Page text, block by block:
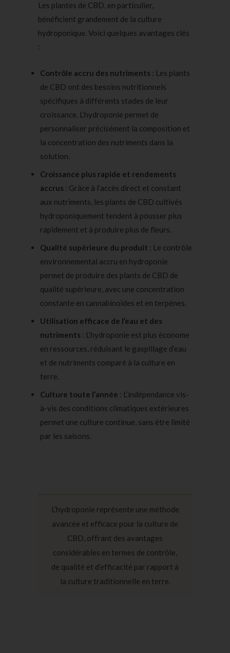
Les plantes de CBD, en particulier,
bénéficient grandement de la culture
hydroponique. Voici quelques avantages clés
:
Contrôle accru des nutriments : Les plants
de CBD ont des besoins nutritionnels
spécifiques à différents stades de leur
croissance. L’hydroponie permet de
personnaliser précisément la composition et
la concentration des nutriments dans la
solution.
Croissance plus rapide et rendements
accrus : Grâce à l’accès direct et constant
aux nutriments, les plants de CBD cultivés
hydroponiquement tendent à pousser plus
rapidement et à produire plus de fleurs.
Qualité supérieure du produit : Le contrôle
environnemental accru en hydroponie
permet de produire des plants de CBD de
qualité supérieure, avec une concentration
constante en cannabinoïdes et en terpènes.
Utilisation efficace de l’eau et des
nutriments : L’hydroponie est plus économe
en ressources, réduisant le gaspillage d’eau
et de nutriments comparé à la culture en
terre.
Culture toute l’année : L’indépendance vis-
à-vis des conditions climatiques extérieures
permet une culture continue, sans être limité
par les saisons.
L’hydroponie représente une méthode
avancée et efficace pour la culture de
CBD, offrant des avantages
considérables en termes de contrôle,
de qualité et d’efficacité par rapport à
la culture traditionnelle en terre.